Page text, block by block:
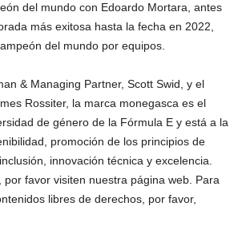
del mundo con Edoardo Mortara, antes
más exitosa hasta la fecha en 2022,
del mundo por equipos.
& Managing Partner, Scott Swid, y el
Rossiter, la marca monegasca es el
de género de la Fórmula E y está a la
promoción de los principios de
innovación técnica y excelencia.
por favor visiten nuestra página web. Para
libres de derechos, por favor,